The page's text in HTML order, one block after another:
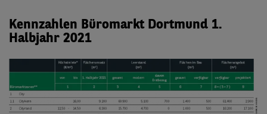
Kennzahlen Büromarkt Dortmund 1.
Halbjahr 2021